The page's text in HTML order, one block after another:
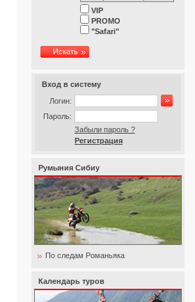
VIP
PROMO
"Safari"
Искать
Вход в систему
Логин:
Пароль:
Забыли пароль ?
Регистрация
Румыния Сибиу
По следам Романьяка
Календарь туров